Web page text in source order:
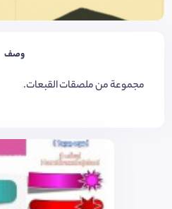
وصف
مجموعة من ملصقات القبعات.